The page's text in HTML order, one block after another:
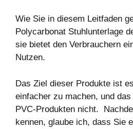
Wie Sie in diesem Leitfaden
Polycarbonat Stuhlunterlage
sie bietet den Verbrauchern
Nutzen.
Das Ziel dieser Produkte ist
einfacher zu machen, und
PVC-Produkten nicht.
kennen, glaube ich, dass Sie